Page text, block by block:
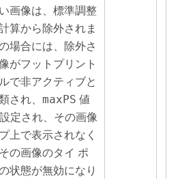
画像は、標準調整
算から除外されま
場合には、除外さ
がフットプリント
で非アクティブと
され、maxPS 値
定され、その画像
上で表示されなく
の画像のタイ ポ
状態が無効になり